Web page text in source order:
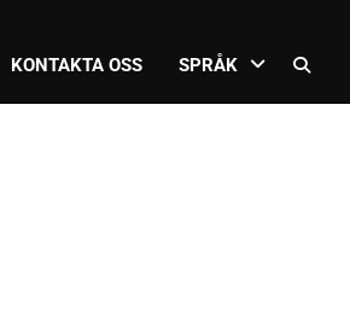
KONTAKTA OSS SPRÅK